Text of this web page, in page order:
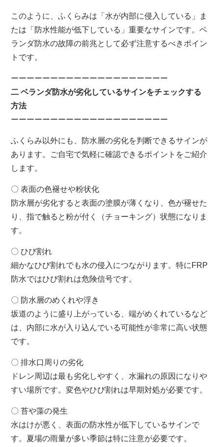
このように、ふくらみは「水が内部に侵入している」ま
たは「防水性能が低下している」重要なサインです。ベ
ランダ防水の故障の前兆として必ず注意するべきポイン
トです。
ーーーーーーーーーーーーーーーーーーーー
二 ベランダ防水が劣化しているサインをチェックする
方法
ーーーーーーーーーーーーーーーーーーーー
ふくらみ以外にも、防水層の劣化を判断できるサインが
あります。ご自宅で気軽に確認できるポイントをご紹介
します。
〇 表面の色褪せや粉状化
防水層が劣化すると表面の塗膜が薄くなり、色が褪せた
り、指で触ると粉が付く（チョーキング）状態になりま
す。
〇 ひび割れ
細かなひび割れでも水の侵入につながります。特にFRP
防水ではひび割れは危険信号です。
〇 防水層のめくれや浮き
坂道のように盛り上がっている、端がめくれているなど
は、内部に水が入り込んでいる可能性が非常に高い状態
です。
〇 排水口周りの劣化
ドレン周辺は最も劣化しやすく、水漏れの原因になりや
すい場所です。変色やひび割れは早期対処が必要です。
〇 苔や藻の発生
水はけが悪く、表面の防水性が低下しているサインで
す。夏場の雨量が多い季節は特に注意が必要です。